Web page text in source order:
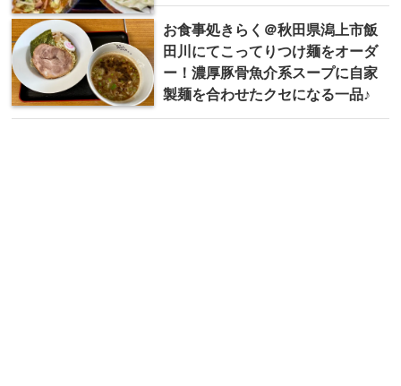
お食事処 きらく＠秋田県潟上市飯
田川にてこってりつけ麺をオーダ
ー！濃厚豚骨魚介系スープに自家
製麺を合わせたクセになる一品♪